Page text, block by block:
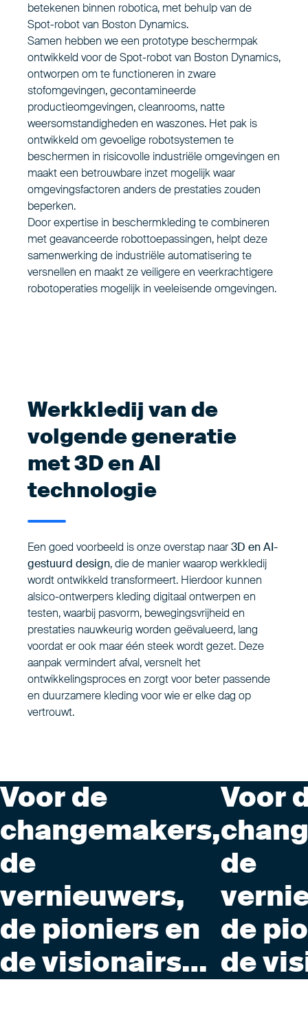
betekenen binnen robotica, met behulp van de
Spot-robot van Boston Dynamics.
Samen hebben we een prototype beschermpak
ontwikkeld voor de Spot-robot van Boston Dynamics,
ontworpen om te functioneren in zware
stofomgevingen, gecontamineerde
productieomgevingen, cleanrooms, natte
weersomstandigheden en waszones. Het pak is
ontwikkeld om gevoelige robotsystemen te
beschermen in risicovolle industriële omgevingen en
maakt een betrouwbare inzet mogelijk waar
omgevingsfactoren anders de prestaties zouden
beperken.
Door expertise in beschermkleding te combineren
met geavanceerde robottoepassingen, helpt deze
samenwerking de industriële automatisering te
versnellen en maakt ze veiligere en veerkrachtigere
robotoperaties mogelijk in veeleisende omgevingen.
Werkkledij van de
volgende generatie
met 3D en AI
technologie
Een goed voorbeeld is onze overstap naar3D en AI-
gestuurd design, die de manier waarop werkkledij
wordt ontwikkeld transformeert. Hierdoor kunnen
alsico-ontwerpers kleding digitaal ontwerpen en
testen, waarbij pasvorm, bewegingsvrijheid en
prestaties nauwkeurig worden geëvalueerd, lang
voordat er ook maar één steek wordt gezet. Deze
aanpak vermindert afval, versnelt het
ontwikkelingsproces en zorgt voor beter passende
en duurzamere kleding voor wie er elke dag op
vertrouwt.
Voor de
changemakers,
de
vernieuwers,
de pioniers en
de visionairs…
Voor
de
de
de